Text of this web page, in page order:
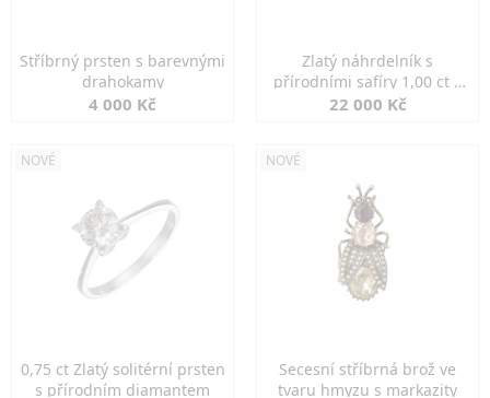
Stříbrný prsten s barevnými
drahokamy
4 000 Kč
Zlatý náhrdelník s
přírodními safíry 1,00 ct a
diamanty
22 000 Kč
NOVÉ
0,75 ct Zlatý solitérní prsten
s přírodním diamantem
NOVÉ
Secesní stříbrná brož ve
tvaru hmyzu s markazity